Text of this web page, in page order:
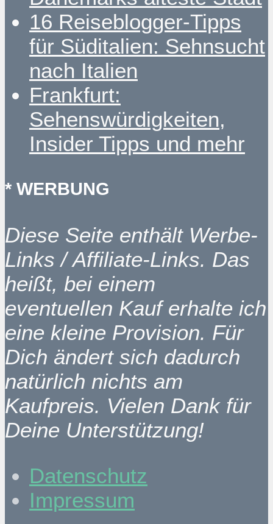
16 Reiseblogger-Tipps
für Süditalien: Sehnsucht
nach Italien
Frankfurt:
Sehenswürdigkeiten,
Insider Tipps und mehr
* WERBUNG
Diese Seite enthält Werbe-
Links / Affiliate-Links. Das
heißt, bei einem
eventuellen Kauf erhalte ich
eine kleine Provision. Für
Dich ändert sich dadurch
natürlich nichts am
Kaufpreis. Vielen Dank für
Deine Unterstützung!
Datenschutz
Impressum